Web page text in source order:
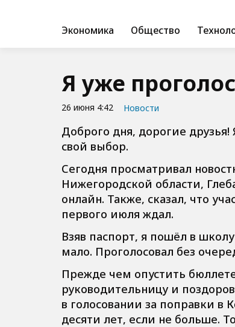
Экономика Общество
Я уже
26 июня 4:42 Новости
Доброго дня, дорогие
свой выбор.
Сегодня просматривал
Нижегородской области,
онлайн. Также, сказал, что
первого июля ждал.
Взяв паспорт, я пошёл в
мало. Проголосовал без
Прежде чем опустить
руководительницу и
в голосовании за поправки
десяти лет, если не больше.